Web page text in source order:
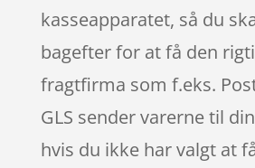
kasseapparatet, så du
bagefter for at få den
fragtfirma som f.eks.
GLS sender varerne til
hvis du ikke har valgt at